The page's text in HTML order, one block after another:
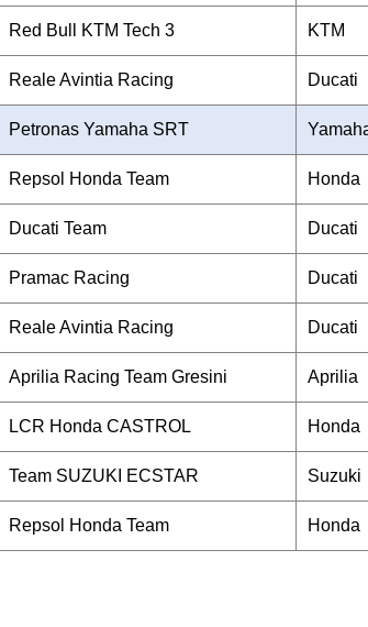
Red Bull KTM Tech 3 KTM
Reale Avintia Racing Ducati
Petronas Yamaha SRT
Repsol Honda Team Honda
Ducati Team Ducati
Pramac Racing Ducati
Reale Avintia Racing Ducati
Aprilia Racing Team Gresini Aprilia
LCR Honda CASTROL Honda
Team SUZUKI ECSTAR Suzuki
Repsol Honda Team Honda